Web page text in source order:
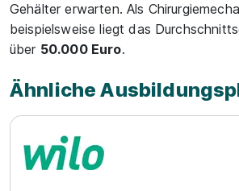
Gehälter erwarten. Als
beispielsweise liegt das
über 50.000 Euro.
Ähnliche